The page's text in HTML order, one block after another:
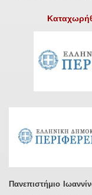
Πανεπιστήμιο